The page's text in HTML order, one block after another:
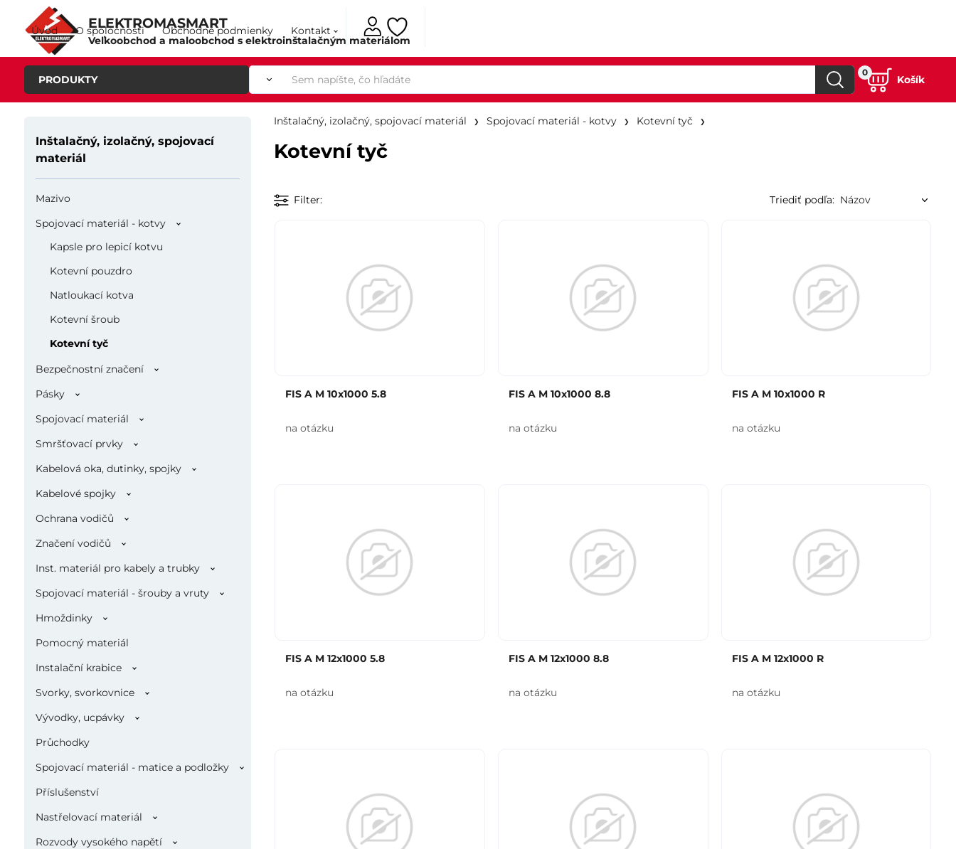
ELEKTROMASMART
Veľkoobchod a maloobchod s elektroinštalačným materiálom
Úvod O spoločnosti Obchodné podmienky Kontakt
PRODUKTY Košík
0
Inštalačný, izolačný, spojovací
materiál
Mazivo
Spojovací materiál - kotvy
Kapsle pro lepicí kotvu
Kotevní pouzdro
Natloukací kotva
Kotevní šroub
Kotevní tyč
Bezpečnostní značení
Pásky
Spojovací materiál
Smršťovací prvky
Kabelová oka, dutinky, spojky
Kabelové spojky
Ochrana vodičů
Značení vodičů
Inst. materiál pro kabely a trubky
Spojovací materiál - šrouby a vruty
Hmoždinky
Pomocný materiál
Instalační krabice
Svorky, svorkovnice
Vývodky, ucpávky
Průchodky
Spojovací materiál - matice a podložky
Příslušenství
Nastřelovací materiál
Rozvody vysokého napětí
Inštalačný, izolačný, spojovací materiál Spojovací materiál - kotvy Kotevní tyč
Kotevní tyč
Filter Triediť podľa:
FIS A M 10x1000 5.8
na otázku
FIS A M 10x1000 8.8
na otázku
FIS A M 10x1000 R
na otázku
FIS A M 12x1000 5.8
na otázku
FIS A M 12x1000 8.8
na otázku
FIS A M 12x1000 R
na otázku